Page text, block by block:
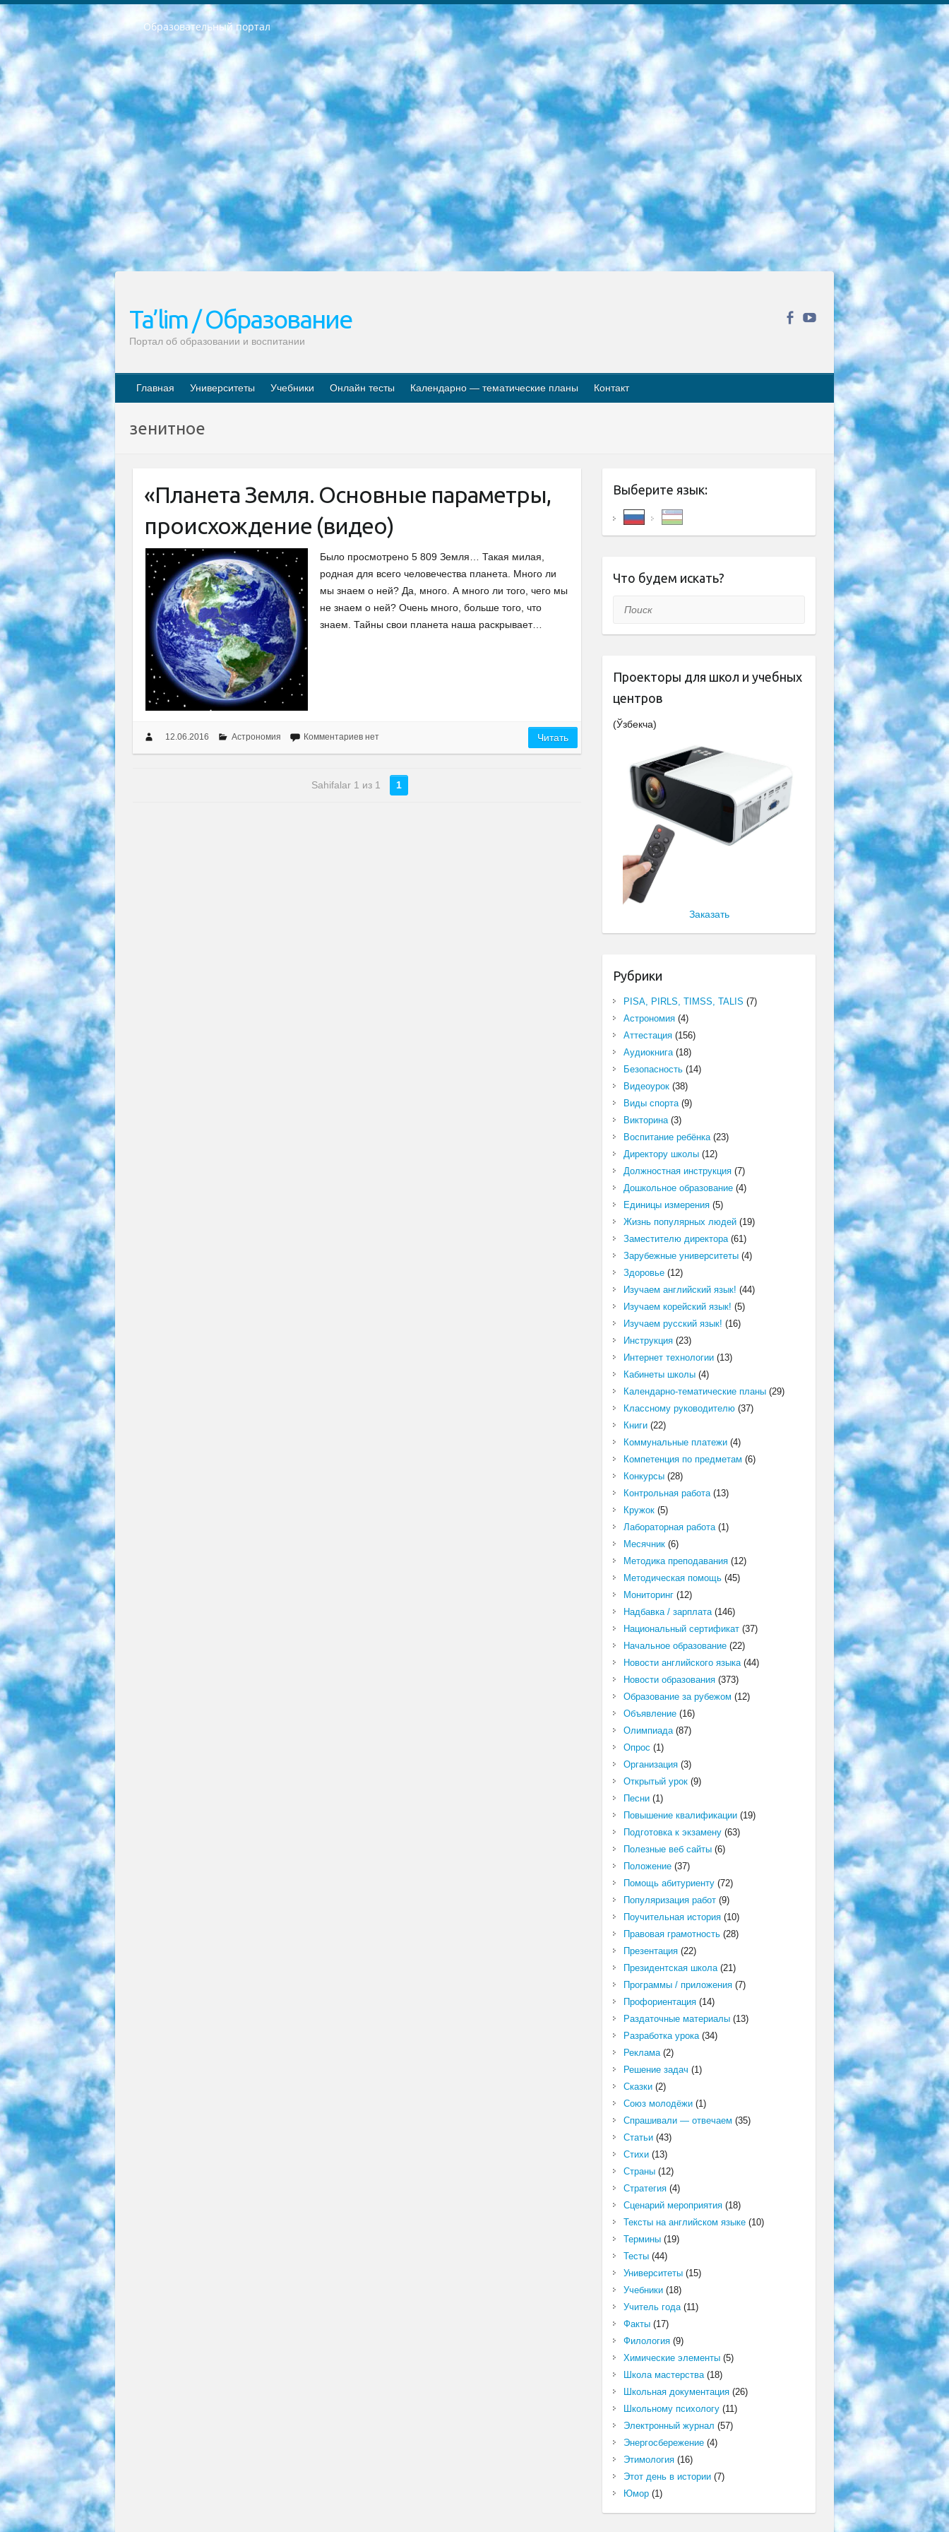
Образовательный портал
РЕСПУБЛИКА УЗБЕКИСТАН МИНИСТРЕРСТВО ДОШКОЛЬНОГО И ШКОЛЬНОГО ОБРАЗОВАНИЯ КОМАНДА в общеобразовательных учреждениях в 2023-2024 учебном году организация и проведение итоговой государственной аттестации обучающихся о Министра дошкольного и школьного образования Республики Узбекистан от 4 марта 2008 года (постановлением Минюста от 20 марта 2008 года № 1778 государственной регистрации) «Итоговое состояние учащихся общего среднего образования на основании положения об утверждении положения об аттестации общего среднего образования выпускной экзамен студентов в образовательных учреждениях в 2023-2024 учебном году В целях организации и прохождения аттестации приказываю: 1. Следующее: перечень предметов, по которым будет проводиться итоговая государственная аттестация и экзамен формы перевода согласно приложению 1; сертификаты международного образца, оценивающие уровень владения иностранными языками перечень согласно приложению 2; 2. Педагогический при специализированных образовательных учреждениях. научно-практический центр квалификации и международной оценки (Д.Давидова) 2024 г. До 25 марта: задания по предметам, по которым будет проводиться итоговая аттестация разработка и утверждение технических условий; итоговая аттестация на основании разработанного предметного задания разработка вопросов по предметам (устно и письменно), экзамен передача; общеобразовательные средние школы и специальные учебные заведения учащиеся выпускных классов школ и интернатов в агентской системе подготовка базы данных экзаменационных материалов и критериев оценки; перевод базы экзаменационных материалов на все языки обучения подать в Республиканский образовательный центр для изготовления; варианты экзаменов на основе разработанных контрольных материалов пусть будут поставлены задачи формирования. 3. Республиканский образовательный центр (Ш.Худайкулов) до 5 апреля 2024 года. до: база данных предоставленных экзаменационных материалов на все языки обучения перевод и экспертиза; для слепых, слабовидящих, глухих, слабослышащих и умственно отсталых детей учащиеся выпускных классов специализированных школ и школ-интернатов база данных экзаменационных материалов на всех преподаваемых языках подготовка критериев оценки; специализированные школы для умственно отсталых детей и технологии для учащихся выпускных классов школ-интернатов разработка соответствующих рекомендаций и критериев проведения ЕГЭ по естествознанию давать задания. 4. Педагогический при специализированных образовательных учреждениях. Научно-практический центр навыков и международной оценки (Д.Давидова), Республика образовательный центр (Худайкулов Ш.) итоговый государственный аттестационный экзамен ориентирован на творческое и логическое мышление при подготовке базы материалов учитывать введение заданий. 5. Следует отметить, что: сертификат государственного образца о знании общеобразовательного предмета и как минимум национальный уровень B1 по предметам на иностранных языках, указанным в Приложении 2. или международно признанный сертификат эквивалентного уровня студенты, изучающие определенный предмет, освобождаются от экзамена; по соответствующим предметам запланирована итоговая государственная аттестация за день до дня, путем жеребьевки Рабочей группой (в письменной форме по предметам, проводимым в форме) из числа сформированных вариантов выбрано 2 варианта; 2 выбранных варианта экзамена анонсированы на официальном сайте министерства и все выпускники по всей стране на основе этих вариантов проводит итоговую государственную аттестацию. 6. Государственное образование учащихся средних общеобразовательных учреждений. знания в соответствии с квалификационными требованиями, которые необходимо приобрести на основании стандартов итоговый (выпускной) контроль для 9 и 11 классов в целях тестирования Экзамены (далее – экзамены) состоят из предметов, перечисленных в приложении 1. будет сделано. 7. Экзамены пройдут с 26 мая по 15 июня 2024 г. (кроме науки физического воспитания). 8. Физическая для учащихся 9 классов общесредних образовательных учреждений. Экзамены по предмету «Образование, квалификация медицина» 1-6 мая 2024 года. сотрудники перевести под присмотр (с отклонениями в физическом или умственном развитии) специализированная школа для детей, школы-интернаты и со сколиозом школы-интернаты санаторного типа для больных детей исключены). 9. Он был слепым, слабовидящим и имел нарушения опорно-двигательного аппарата. экзамены в специализированных школах и интернатах для детей должны проводиться исходя из требований, предъявляемых к общеобразовательным учреждениям (физкультура кроме науки). 10. Специализированная школа для глухих и слабослышащих детей. и экзамены в интернатах и быть реализован в виде письменного теста по математике. 11. Специальность для умственно отсталых детей. Для 9 класса Родной язык и литературное письмо Государственный язык (язык обучения – узбекский). для неклассов) написано Математическое письмо Письменная/устная история Узбекистана Физическое воспитание практично Итоговый контроль Для 11 класса Написание родного языка и литературы (эссе) Математическое письмо Узбекский язык (обучение на узбекском языке) не посещающее общее среднее образование для учреждений)/Образовательное учреждение выбор письменный и устный Иностранный язык письменный/устный Письменная/устная история Узбекистана *По выбору студента:  Химия  Физика  Основы государственного права  География 10 бесплатных образовательных ресурсов - Мы составили подборку онлайн-проектов с интерактивными упражнениями, видеолекциями и статьями. Они помогут вам обрести новые и освежить старые знания бесплатно. 1. «ИНТУИТ» Старейшая образовательная площадка Рунета. Здесь вы найдёте сотни текстовых и видеокурсов на десятки различных тем — от программирования до психологии. Многие курсы подготовлены российскими университетами и крупными международными компаниями вроде Intel и Microsoft. Самостоятельное обучение бесплатное, но желающие могут оплатить услуги персональных наставников. 2. «Смартия» знакомит с актуальными профессиями и подсказывает, как им обучаться. Выбрав заинтересовавшую вас специальность — SMM-специалист, фотограф, веб-дизайнер или другую, — увидите список необходимых для неё умений. Чтобы вы могли освоить их самостоятельно, для каждого умения площадка отображает подборку ссылок на учебные материалы. Хотя «Смартия» ориентируется на русскоязычную аудиторию, часть контента всё же доступна только на английском. 3. «Лекторий Физтеха» Проект Московского физико-технического института (Физтеха). С его помощью вы можете смотреть онлайн серии лекций, записанные на видео в этом вузе. В числе доступных предметов — физика, биология, химия, информационные технологии и другие. К некоторым лекциям администрация ресурса прилагает готовые конспекты, которые можно скачивать в PDF-формате. 4. ITMOcourses Онлайн-площадка Санкт-Петербургского национального исследовательского университета информационных технологий, механики и оптики (ИТМО). Ресурс предоставляет свободный доступ к курсам, разработанным в этом вузе. Каталог материалов разбит на четыре категории: «Оптические системы и технологии», «Приборостроение и робототехника», «Информационные технологии» и «Биотехнологии». Курсы состоят из видеолекций, интерактивных демонстраций и заданий. 5. «КиберЛенинка» Электронная научная библиотека открытого доступа. Каталог площадки регулярно обрастает текстами статей из различных научных изданий. Сгруппированные по журналам и рубрикам публикации можно читать онлайн или скачивать целиком в PDF-формате. Проект нацелен на популяризацию науки за счёт открытого доступа к качественной информации. 6. «ПостНаука» На этом ресурсе публикуют подборки видеолекций, составленные экспертами из разных отраслей и объединённые общими темами. Среди них, к примеру, есть серии «Биоинформатика и геномика», «Культура средневековой Скандинавии» и Cinema Studies о теории кино. Каждая подборка лекций — логически связанная история, рассказанная экспертом от первого лица. Кроме того, на сайте появляются научно-образовательные статьи и тесты на разные темы. 7. «Newочём» Команда проекта «Newочём» отбирает самые интересные тексты из англоязычных СМИ и переводит те из них, за которые голосуют участники сообщества «ВКонтакте». По большей части это научно-популярные статьи. Редакторы придумывают лишь заголовки, в остальном содержание переводов соответствует оригиналам. Полные тексты можно читать прямо в социальной сети. 8. InternetUrok Онлайн-база материалов по основным дисциплинам школьной программы. Информация на сайте структурирована по классам, предметам и темам (урокам). Каждый урок состоит из видеолекций и конспектов. Есть также интерактивные тренажёры и тесты для закрепления пройденного материала. Даже если вы давно окончили школу, возможность повторить программу старших классов всегда может пригодиться. 9. Edutainme Ещё один ресурс об образовании. В отличие от Newtonew, как мне кажется, Edutainme больше ориентируется на представителей индустрии: педагогов, предпринимателей, разработчиков образовательных проектов. Но и любой, кто просто стремится к саморазвитию, найдёт на сайте много полезного и интересного для себя. Например, информацию о новых курсах и образовательных сервисах. 10. Newtonew Онлайн-медиа об образовании и обучении в широком смысле. Авторы Newtonew пишут об инструментах, заведениях, тактиках и стратегиях, которые помогают учить других и получать новые знания самостоятельно. На этой площадке вы найдёте новости, обзоры, аналитические мат
Ta’lim / Образование
Портал об образовании и воспитании
Главная Университеты Учебники Онлайн тесты Календарно — тематические планы Контакт
зенитное
«Планета Земля. Основные параметры,
происхождение (видео)
Было просмотрено 5 809 Земля… Такая милая,
родная для всего человечества планета. Много ли
мы знаем о ней? Да, много. А много ли того, чего мы
не знаем о ней? Очень много, больше того, что
знаем. Тайны свои планета наша раскрывает…
12.06.2016 Астрономия Комментариев нет Читать
Sahifalar 1 из 1 1
Выберите язык:
Что будем искать?
Поиск
Проекторы для школ и учебных
центров
(Ўзбекча)
Заказать
Рубрики
PISA, PIRLS, TIMSS, TALIS (7)
Астрономия(4)
Аттестация(156)
Аудиокнига(18)
Безопасность(14)
Видеоурок(38)
Виды спорта(9)
Викторина(3)
Воспитание ребёнка(23)
Директору школы(12)
Должностная инструкция(7)
Дошкольное образование(4)
Единицы измерения(5)
Жизнь популярных людей(19)
Заместителю директора(61)
Зарубежные университеты(4)
Здоровье(12)
Изучаем английский язык! (44)
Изучаем корейский язык! (5)
Изучаем русский язык! (16)
Инструкция(23)
Интернет технологии(13)
Кабинеты школы(4)
Календарно-тематические планы(29)
Классному руководителю(37)
Книги(22)
Коммунальные платежи(4)
Компетенция по предметам (6)
Конкурсы(28)
Контрольная работа(13)
Кружок(5)
Лабораторная работа(1)
Месячник(6)
Методика преподавания(12)
Методическая помощь(45)
Мониторинг(12)
Надбавка / зарплата(146)
Национальный сертификат(37)
Начальное образование(22)
Новости английского языка(44)
Новости образования(373)
Образование за рубежом (12)
Объявление(16)
Олимпиада(87)
Опрос (1)
Организация(3)
Открытый урок(9)
Песни(1)
Повышение квалификации(19)
Подготовка к экзамену(63)
Полезные веб сайты(6)
Положение(37)
Помощь абитуриенту(72)
Популяризация работ(9)
Поучительная история(10)
Правовая грамотность(28)
Презентация(22)
Президентская школа(21)
Программы / приложения(7)
Профориентация(14)
Раздаточные материалы(13)
Разработка урока(34)
Реклама(2)
Решение задач (1)
Сказки(2)
Союз молодёжи(1)
Спрашивали — отвечаем (35)
Статьи(43)
Стихи(13)
Страны(12)
Стратегия(4)
Сценарий мероприятия(18)
Тексты на английском языке(10)
Термины(19)
Тесты(44)
Университеты(15)
Учебники(18)
Учитель года(11)
Факты(17)
Филология(9)
Химические элементы(5)
Школа мастерства(18)
Школьная документация(26)
Школьному психологу(11)
Электронный журнал (57)
Энергосбережение(4)
Этимология(16)
Этот день в истории(7)
Юмор(1)